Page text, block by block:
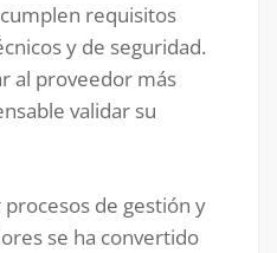
requisitos
y de seguridad.
al proveedor más
validar su
de gestión y
se ha convertido